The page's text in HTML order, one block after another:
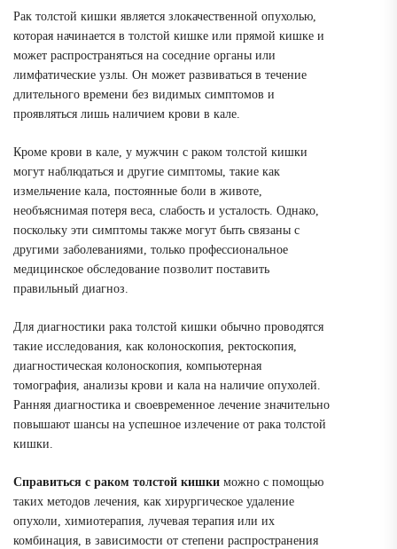
Рак толстой кишки является злокачественной опухолью,
которая начинается в толстой кишке или прямой кишке и
может распространяться на соседние органы или
лимфатические узлы. Он может развиваться в течение
длительного времени без видимых симптомов и
проявляться лишь наличием крови в кале.
Кроме крови в кале, у мужчин с раком толстой кишки
могут наблюдаться и другие симптомы, такие как
измельчение кала, постоянные боли в животе,
необъяснимая потеря веса, слабость и усталость. Однако,
поскольку эти симптомы также могут быть связаны с
другими заболеваниями, только профессиональное
медицинское обследование позволит поставить
правильный диагноз.
Для диагностики рака толстой кишки обычно проводятся
такие исследования, как колоноскопия, ректоскопия,
диагностическая колоноскопия, компьютерная
томография, анализы крови и кала на наличие опухолей.
Ранняя диагностика и своевременное лечение значительно
повышают шансы на успешное излечение от рака толстой
кишки.
Справиться с раком толстой кишки можно с помощью
таких методов лечения, как хирургическое удаление
опухоли, химиотерапия, лучевая терапия или их
комбинация, в зависимости от степени распространения